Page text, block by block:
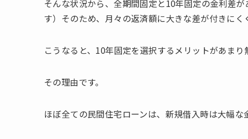
そんな状況から、全期間固定と10年固定の金利差
す）そのため、月々の返済額に大きな差が付きにく
こうなると、10年固定を選択するメリットがあまり
その理由です。
ほぼ全ての民間住宅ローンは、新規借入時は大幅な